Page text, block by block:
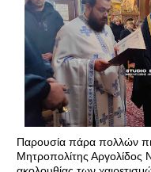
Παρουσία πάρα πολλών
Μητροπολίτης Αργολίδος